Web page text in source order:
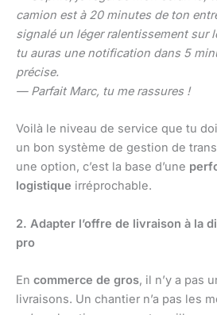
camion est à 20 minutes de ton
signalé un léger ralentissement sur
tu auras une notification dans 5
précise.
— Parfait Marc, tu me rassures !
Voilà le niveau de service que tu
un bon système de gestion de
une option, c’est la base d’une
logistique irréprochable.
2. Adapter l’offre de livraison à la
pro
En commerce de gros, il n’y a pas
livraisons. Un chantier n’a pas les